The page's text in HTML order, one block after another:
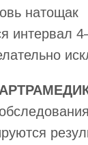
натощак
интервал